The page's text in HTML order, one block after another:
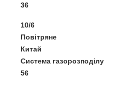
36
10/6
Повітряне
Китай
Система газорозподілу
56